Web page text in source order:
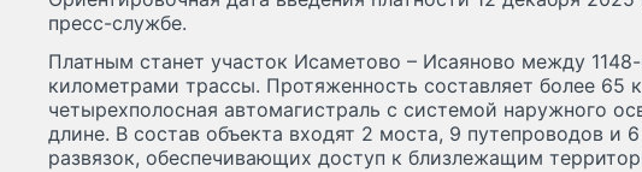
пресс-службе.
Платным станет участок Исаметово – Исаяново между
километрами трассы. Протяженность составляет более 65
четырехполосная автомагистраль с системой наружного
длине. В состав объекта входят 2 моста, 9 путепроводов и
развязок, обеспечивающих доступ к близлежащим